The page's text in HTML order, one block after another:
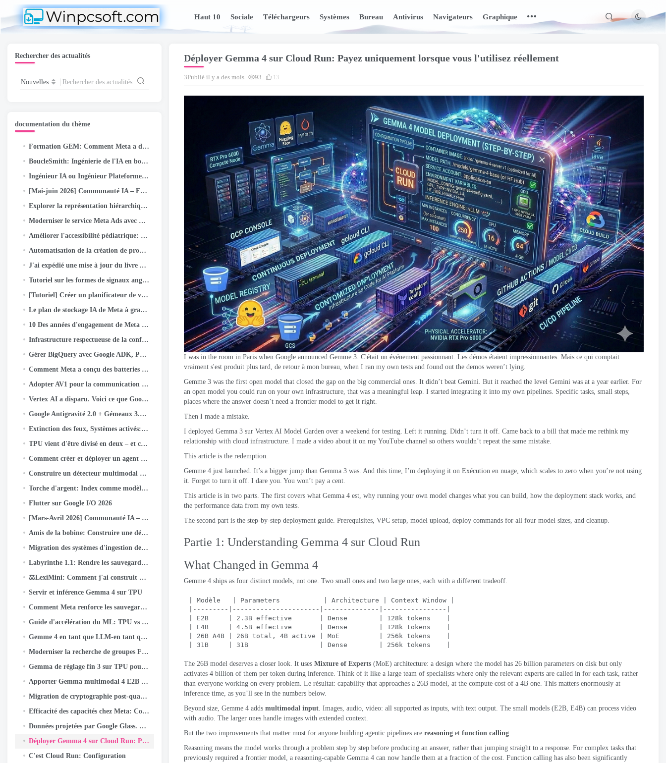
Haut 10 Sociale Téléchargeurs Systèmes Bureau Antivirus Navigateurs Graphique
Déployer Gemma 4 sur Cloud Run: Payez uniquement lorsque vous l'utilisez réellement
3Publié il y a des mois 93 13
I was in the room in Paris when Google announced Gemme 3. C'était un événement passionnant. Les démos étaient impressionnantes. Mais ce qui comptait
vraiment s'est produit plus tard, de retour à mon bureau, when I ran my own tests and found out the demos weren’t lying.
Gemme 3 was the first open model that closed the gap on the big commercial ones. It didn’t beat Gemini. But it reached the level Gemini was at a year earlier. For
an open model you could run on your own infrastructure, that was a meaningful leap. I started integrating it into my own pipelines. Specific tasks, small steps,
places where the answer doesn’t need a frontier model to get it right.
Then I made a mistake.
I deployed Gemma 3 sur Vertex AI Model Garden over a weekend for testing. Left it running. Didn’t turn it off. Came back to a bill that made me rethink my
relationship with cloud infrastructure. I made a video about it on my YouTube channel so others wouldn’t repeat the same mistake.
This article is the redemption.
Gemme 4 just launched. It’s a bigger jump than Gemma 3 was. And this time, I’m deploying it on Exécution en nuage, which scales to zero when you’re not using
it. Forget to turn it off. I dare you. You won’t pay a cent.
This article is in two parts. The first covers what Gemma 4 est, why running your own model changes what you can build, how the deployment stack works, and
the performance data from my own tests.
The second part is the step-by-step deployment guide. Prerequisites, VPC setup, model upload, deploy commands for all four model sizes, and cleanup.
Partie 1: Understanding Gemma 4 sur Cloud Run
What Changed in Gemma 4
Gemme 4 ships as four distinct models, not one. Two small ones and two large ones, each with a different tradeoff.
| Modèle   | Parameters Architecture Context Window |
|---------|----------------------|--------------|----------------|
| E2B     | 2.3B effective Dense
        | 128
k tokens
| E4B     | 4.5B effective Dense
        | 128
k tokens
| 26B A4B | 26B total , 4B active MoE
          | 256
k tokens
| 31B     | 31B                  | Dense
        | 256
k tokens
The 26B model deserves a closer look. It uses Mixture of Experts (MoE) architecture: a design where the model has 26 billion parameters on disk but only
activates 4 billion of them per token during inference. Think of it like a large team of specialists where only the relevant experts are called in for each task, rather
than everyone working on every problem. Le résultat: capability that approaches a 26B model, at the compute cost of a 4B one. This matters enormously at
inference time, as you’ll see in the numbers below.
Beyond size, Gemme 4 adds multimodal input. Images, audio, video: all supported as inputs, with text output. The small models (E2B, E4B) can process video
with audio. The larger ones handle images with extended context.
But the two improvements that matter most for anyone building agentic pipelines are reasoning et function calling.
Reasoning means the model works through a problem step by step before producing an answer, rather than jumping straight to a response. For complex tasks that
previously required a frontier model, a reasoning-capable Gemma 4 can now handle them at a fraction of the cost. Function calling has also been significantly
Rechercher des actualités
Nouvelles Rechercher des actualités
documentation du thème
Formation GEM: Comment Meta a doublé l'efficacité de son modèle de fondation publicitaire à l'échelle LLM
BoucleSmith: Ingénierie de l'IA en boucle fermée — Exécution autonome/objectif pour les pipelines à correction automatique sur…
Ingénieur IA ou Ingénieur Plateforme? Personne n’explique ce problème déroutant de nouveau titre de poste (2026 Guide)
[Mai-juin 2026] Communauté IA – Faits saillants et réalisations des activités
Explorer la représentation hiérarchique des intérêts pour l'optimisation approfondie de l'entonnoir des méta-annonces
Moderniser le service Meta Ads avec un planificateur de noyau open source
Améliorer l'accessibilité pédiatrique: Comment Eye Aim Arena exploite l'écosystème Google WebAI- LiteRT.js
Automatisation de la création de produits numériques: Comment j'ai construit un livre d'activités pour enfants de 55 labyrinthes en quelques minutes en utilisant…
J'ai expédié une mise à jour du livre Angular v22 avec une équipe d'agents IA. Voici le système
Tutoriel sur les formes de signaux angulaires (v22)
[Tutoriel] Créer un planificateur de voyage multi-agents avec Google ADK
Le plan de stockage IA de Meta à grande échelle
10 Des années d'engagement de Meta envers Python
Infrastructure respectueuse de la confidentialité à l’ère de l’IA native: Une étude de cas sur la classification des actifs
Gérer BigQuery avec Google ADK, PCM, Exécution en nuage, Rationalisé, et authentification OIDC
Comment Meta a conçu des batteries ultra-étroites pour les lunettes AI
Adopter AV1 pour la communication en temps réel (RTC) à grande échelle
Vertex AI a disparu. Voici ce que Google a construit à la place.
Google Antigravité 2.0 + Gémeaux 3.5 Éclair: L'IA qui code, Essais, et les navires - sans vous.
Extinction des feux, Systèmes activés: Validation de la préparation à la perte de puissance instantanée
TPU vient d'être divisé en deux – et cela change tout dans l'infrastructure de l'IA
Comment créer et déployer un agent IA avec Gemini CLI et Google ADK: UN
Construire un détecteur multimodal de fausses nouvelles indonésiennes avec JAX, Lin, et Keras Kinetic sur Cloud TPU
Torche d'argent: Index comme modèle - Un nouveau paradigme de récupération pour les systèmes de recommandation
Flutter sur Google I/O 2026
[Mars-Avril 2026] Communauté IA – Faits saillants et réalisations des activités
Amis de la bobine: Construire une découverte sociale qui s'étend à des milliards
Migration des systèmes d'ingestion de données à la méta-échelle
Labyrinthe 1.1: Rendre les sauvegardes chiffrées de bout en bout encore plus fiables
⚖️LexiMini: Comment j'ai construit un assistant juridique IA pour l'Inde - à partir de zéro, sur un TPU
Servir et inférence Gemma 4 sur TPU
Comment Meta renforce les sauvegardes cryptées de bout en bout
Guide d'accélération du ML: TPU vs GPU
Gemme 4 en tant que LLM-en tant que juge: Évaluation de l'IA responsable par lots sur Cloud TPU v5e
Moderniser la recherche de groupes Facebook pour libérer la puissance des connaissances de la communauté
Gemma de réglage fin 3 sur TPU pour Medical Q&A avec Keras et JAX
Apporter Gemma multimodal 4 E2B jusqu'au bord: Une plongée approfondie dans LiteRT-LM et Qualcomm QNN
Migration de cryptographie post-quantique chez Meta: Cadre, Leçons, et plats à emporter
Efficacité des capacités chez Meta: Comment les agents d'IA unifiés optimisent les performances à hyperscale
Données projetées par Google Glass. Les Gémeaux génèrent la réalité
Déployer Gemma 4 sur Cloud Run: Payez uniquement lorsque vous l'utilisez réellement
C'est Cloud Run: Configuration